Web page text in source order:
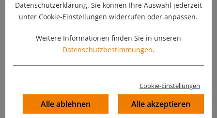
Ihre E-Mail-Adresse*
Telefon*
Datenschutzerklärung. Sie können Ihre Auswahl jederzeit
unter Cookie-Einstellungen widerrufen oder anpassen.
Weitere Informationen finden Sie in unseren
Datenschutzbestimmungen.
Cookie-Einstellungen
Alle ablehnen Alle akzeptieren